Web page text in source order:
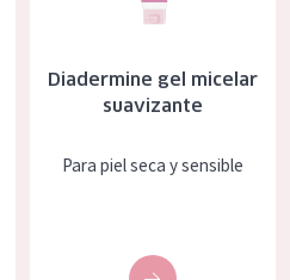
Diadermine gel micelar
suavizante
Para piel seca y sensible